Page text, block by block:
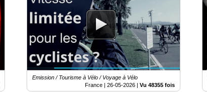
Emission / Tourisme à Vélo / Voyage à Vélo
France | 26-05-2026| Vu 48355 fois